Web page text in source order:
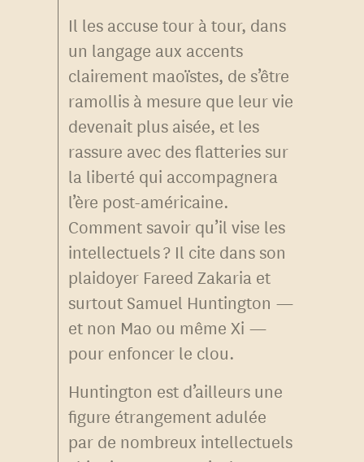
Il les accuse tour à tour, dans
un langage aux accents
clairement maoïstes, de s’être
ramollis à mesure que leur vie
devenait plus aisée, et les
rassure avec des flatteries sur
la liberté qui accompagnera
l’ère post-américaine.
Comment savoir qu’il vise les
intellectuels ? Il cite dans son
plaidoyer Fareed Zakaria et
surtout Samuel Huntington —
et non Mao ou même Xi —
pour enfoncer le clou.
Huntington est d’ailleurs une
figure étrangement adulée
par de nombreux intellectuels